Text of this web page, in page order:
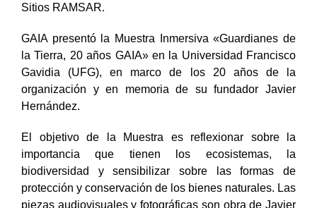
Sitios RAMSAR.
GAIA presentó la Muestra Inmersiva «Guardianes de
la Tierra, 20 años GAIA» en la Universidad Francisco
Gavidia (UFG), en marco de los 20 años de la
organización y en memoria de su fundador Javier
Hernández.
El objetivo de la Muestra es reflexionar sobre la
importancia que tienen los ecosistemas, la
biodiversidad y sensibilizar sobre las formas de
protección y conservación de los bienes naturales. Las
piezas audiovisuales y fotográficas son obra de Javier